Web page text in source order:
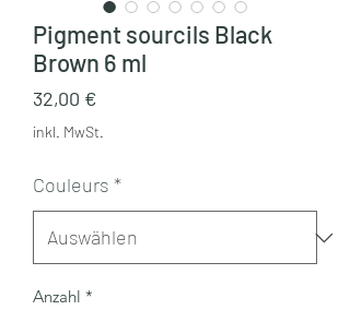
Pigment sourcils Black
Brown 6 ml
32,00 €Preis
inkl. MwSt.
Couleurs *
Anzahl *